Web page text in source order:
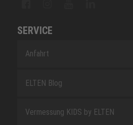
SERVICE
Anfahrt
ELTEN Blog
Vermessung KIDS by ELTEN